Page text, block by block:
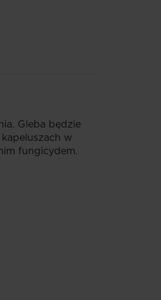
Gleba będzie
w
fungicydem.